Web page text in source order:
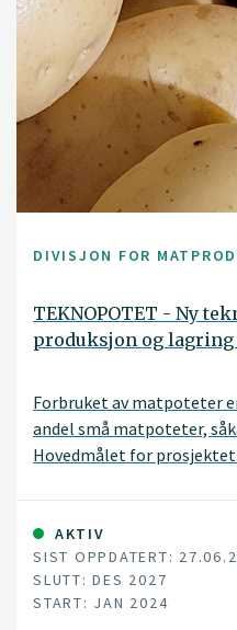
DIVISJON FOR
TEKNOPOTET - Ny
produksjon og lagring
Forbruket av matpoteter
andel små matpoteter,
Hovedmålet for prosjektet
lagring av slike
småpoteter i størst mulig
norske småpoteter med
produksjonen skal være
plante økes, knollene må
AKTIV
SIST OPPDATERT:
SLUTT: DES 2027
START: JAN 2024